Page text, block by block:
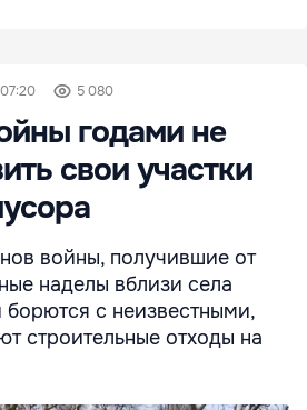
5 080
годами не
свои участки
войны, получившие от
наделы вблизи села
с неизвестными,
строительные отходы на